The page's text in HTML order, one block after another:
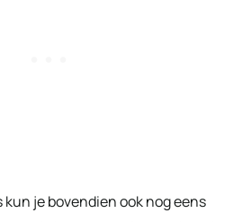
je bovendien ook nog eens